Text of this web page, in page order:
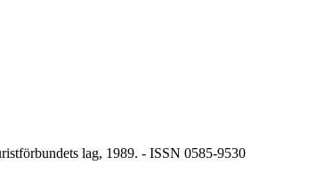
lag, 1989. - ISSN 0585-9530